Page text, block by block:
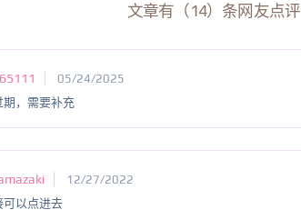
文章有（14）条网友点评
05/24/2025
期，需要补充
12/27/2022
可以点进去